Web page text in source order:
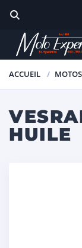
ACCUEIL MOTOS
HUILE